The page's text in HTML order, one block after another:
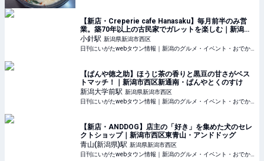
【新店・Creperie cafe Hanasaku】毎月前半のみ営
業。築70年以上の古民家でガレットを楽しむ｜新潟市
西区小針・クレープリー カフェ ハナサク
小針駅 新潟県新潟市西区
【ぱんや徳之助】ほうじ茶の香りと黒豆の甘さがベス
トマッチ！｜新潟市西区新通南・ぱんやとくのすけ
新潟大学前駅 新潟県新潟市西区
【新店・ANDDOG】店主の「好き」を集めた犬のセレ
クトショップ｜新潟市西区東青山・アンドドッグ
青山(新潟県)駅 新潟県新潟市西区